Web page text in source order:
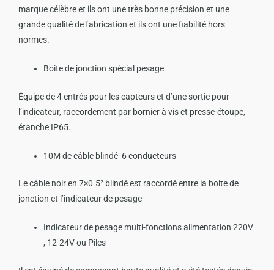
marque célèbre et ils ont une très bonne précision et une
grande qualité de fabrication et ils ont une fiabilité hors
normes.
Boite de jonction spécial pesage
Équipe de 4 entrés pour les capteurs et d’une sortie pour
l’indicateur, raccordement par bornier à vis et presse-étoupe,
étanche IP65.
10M de câble blindé 6 conducteurs
Le câble noir en 7×0.5² blindé est raccordé entre la boite de
jonction et l’indicateur de pesage
Indicateur de pesage multi-fonctions alimentation 220V
, 12-24V ou Piles